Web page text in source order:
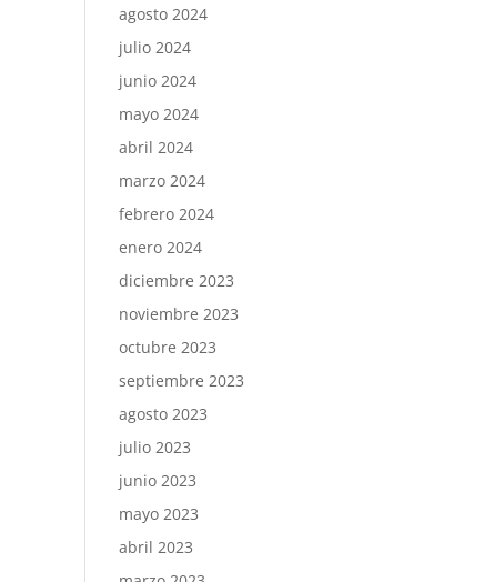
agosto 2024
julio 2024
junio 2024
mayo 2024
abril 2024
marzo 2024
febrero 2024
enero 2024
diciembre 2023
noviembre 2023
octubre 2023
septiembre 2023
agosto 2023
julio 2023
junio 2023
mayo 2023
abril 2023